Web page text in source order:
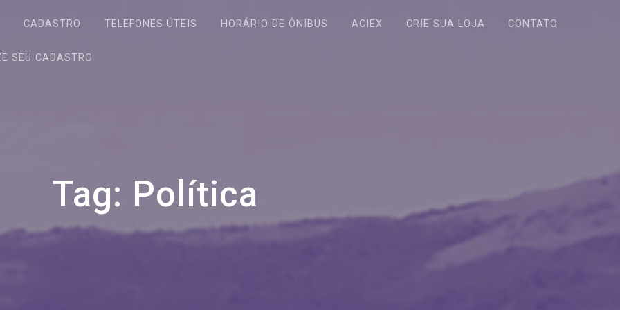
CADASTRO TELEFONES ÚTEIS HORÁRIO DE ÔNIBUS ACIEX CRIE SUA LOJA CONTATO
SEU CADASTRO
Tag: Política